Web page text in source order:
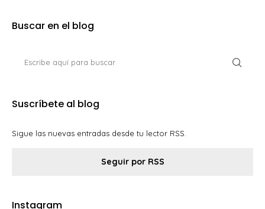
Buscar en el blog
Suscríbete al blog
Sigue las nuevas entradas desde tu lector RSS.
Seguir por RSS
Instagram